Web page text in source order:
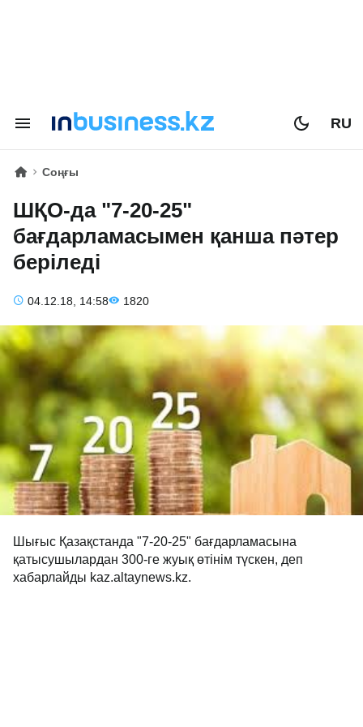
RU
Соңғы
ШҚО-да "7-20-25"
бағдарламасымен қанша пәтер
беріледі
04.12.18, 14:58 1820
Шығыс Қазақстанда "7-20-25" бағдарламасына
қатысушылардан 300-ге жуық өтінім түскен, деп
хабарлайды kaz.altaynews.kz.